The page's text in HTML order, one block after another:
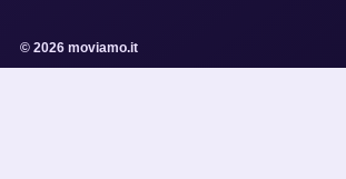
© 2026 moviamo.it